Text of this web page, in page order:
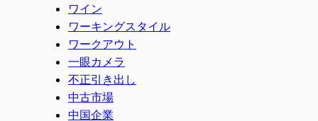
ワイン
ワーキングスタイル
ワークアウト
一眼カメラ
不正引き出し
中古市場
中国企業